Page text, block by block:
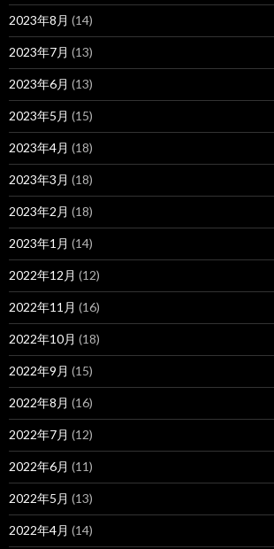
2023年8月 (14)
2023年7月 (13)
2023年6月 (13)
2023年5月 (15)
2023年4月 (18)
2023年3月 (18)
2023年2月 (18)
2023年1月 (14)
2022年12月 (12)
2022年11月 (16)
2022年10月 (18)
2022年9月 (15)
2022年8月 (16)
2022年7月 (12)
2022年6月 (11)
2022年5月 (13)
2022年4月 (14)